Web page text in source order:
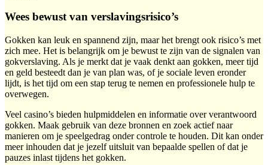
Wees bewust van verslavingsrisico’s
Gokken kan leuk en spannend zijn, maar het brengt ook risico’s met
zich mee. Het is belangrijk om je bewust te zijn van de signalen van
gokverslaving. Als je merkt dat je vaak denkt aan gokken, meer tijd
en geld besteedt dan je van plan was, of je sociale leven eronder
lijdt, is het tijd om een stap terug te nemen en professionele hulp te
overwegen.
Veel casino’s bieden hulpmiddelen en informatie over verantwoord
gokken. Maak gebruik van deze bronnen en zoek actief naar
manieren om je speelgedrag onder controle te houden. Dit kan onder
meer inhouden dat je jezelf uitsluit van bepaalde spellen of dat je
pauzes inlast tijdens het gokken.